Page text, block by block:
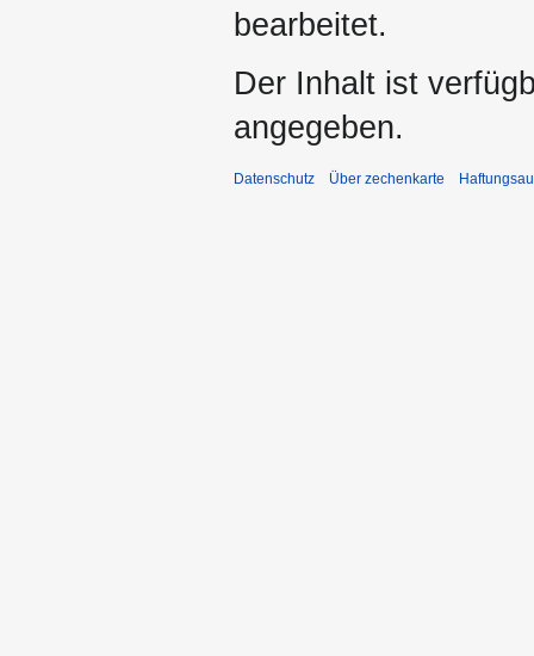
bearbeitet.
Der Inhalt ist
angegeben.
Datenschutz Über zechenkarte